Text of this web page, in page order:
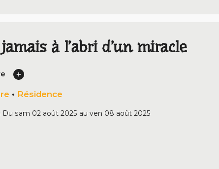
à l’abri d’un miracle
• Résidence
Du sam 02 août 2025 au ven 08 août 2025